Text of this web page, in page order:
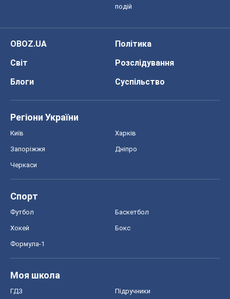
подій
OBOZ.UA
Політика
Світ
Розслідування
Блоги
Суспільство
Регіони України
Київ Харків
Запоріжжя Дніпро
Черкаси
Спорт
Футбол Баскетбол
Хокей Бокс
Формула-1
Моя школа
ГДЗ Підручники